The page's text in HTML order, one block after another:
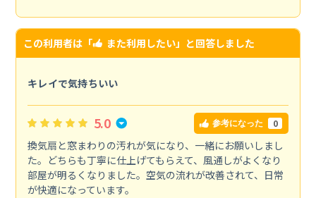
この利用者は「 また利用したい」と回答しました
キレイで気持ちいい
5.0 参考になった 0
換気扇と窓まわりの汚れが気になり、一緒にお願いしまし
た。どちらも丁寧に仕上げてもらえて、風通しがよくなり
部屋が明るくなりました。空気の流れが改善されて、日常
が快適になっています。